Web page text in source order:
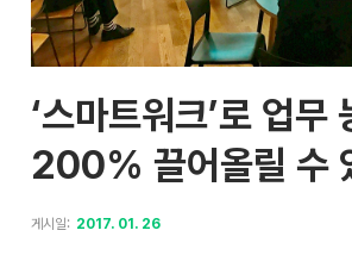
‘스마트워크’로 업무
200% 끌어올릴 수
게시일: 2017. 01. 26